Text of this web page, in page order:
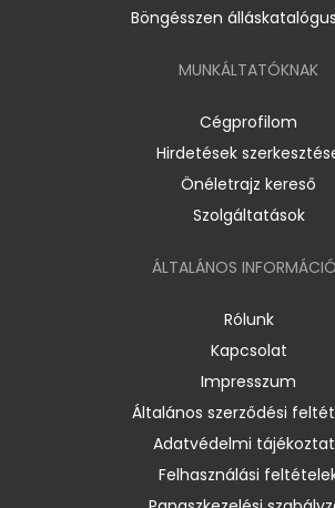
Böngésszen
MUNKÁLTATÓKNAK
Cégprofilom
Hirdetések
Önéletrajz kereső
Szolgáltatások
ÁLTALÁNOS
Rólunk
Kapcsolat
Impresszum
Általános szerződési
Adatvédelmi
Felhasználási